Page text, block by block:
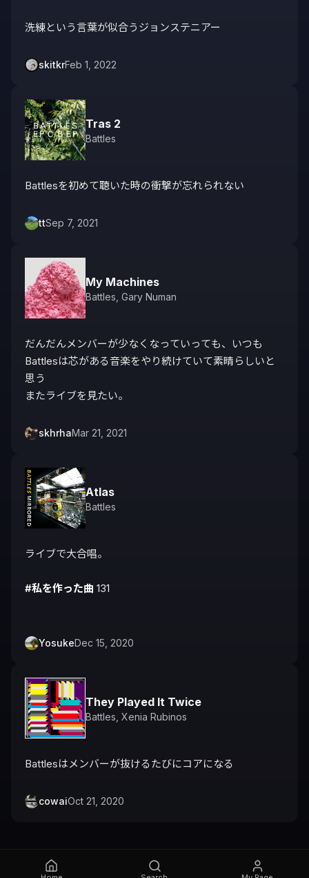
洗練という言葉が似合うジョンステニアー
skitkrFeb 1, 2022
Tras 2
Battles
Battlesを初めて聴いた時の衝撃が忘れられない
ttSep 7, 2021
My Machines
Battles Gary Numan
だんだんメンバーが少なくなっていっても、いつも
Battlesは芯がある音楽をやり続けていて素晴らしいと
思う
またライブを見たい。
skhrhaMar 21, 2021
Atlas
Battles
ライブで大合唱。
#私を作った曲 131
YosukeDec 15, 2020
They Played It Twice
Battles Xenia Rubinos
Battlesはメンバーが抜けるたびにコアになる
cowaiOct 21, 2020